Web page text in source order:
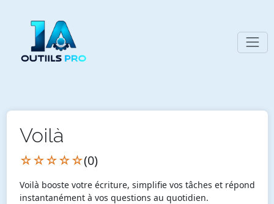
Voilà
☆☆☆☆☆(0)
Voilà booste votre écriture, simplifie vos tâches et répond
instantanément à vos questions au quotidien.